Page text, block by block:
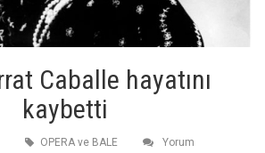
Caballe hayatını
kaybetti
OPERA ve BALE Yorum